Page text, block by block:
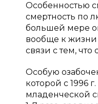
Особенностью
смертность по
большей мере
вообще к жизни
связи с тем,
Особую
которой с 1996
младенческой